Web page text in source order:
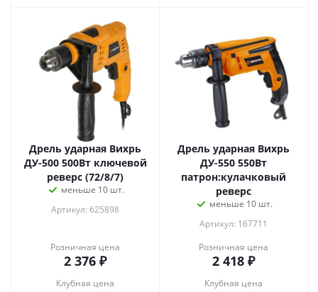
Дрель ударная Вихрь
ДУ-500 500Вт ключевой
реверс (72/8/7)
меньше 10 шт.
Артикул: 625898
Розничная цена
2 376 ₽
Клубная цена
Дрель ударная Вихрь
ДУ-550 550Вт
патрон:кулачковый
реверс
меньше 10 шт.
Артикул: 167711
Розничная цена
2 418 ₽
Клубная цена